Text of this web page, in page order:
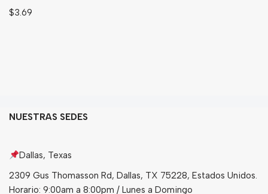
Atoles
Golosinas
Bebidas
Tés
$3.69
NUESTRAS SEDES
Dallas, Texas
2309 Gus Thomasson Rd, Dallas, TX 75228, Estados Unidos.
Horario: 9:00am a 8:00pm / Lunes a Domingo